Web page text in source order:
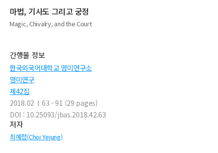
마법, 기사도 그리고 궁정
Magic, Chivalry, and the Court
간행물 정보
한국외국어대학교 영미연구소
영미연구
제42집
2018.02
63 - 91 (29 pages)
DOI : 10.25093/jbas.2018.42.63
저자
최예정(Choi Yejung)